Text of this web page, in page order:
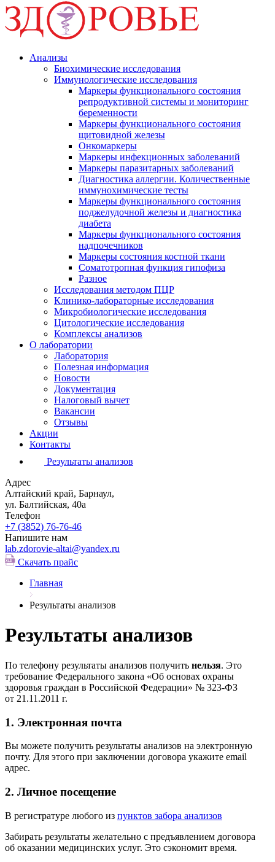
Анализы
Биохимические исследования
Иммунологические исследования
Маркеры функционального состояния
репродуктивной системы и мониторинг
беременности
Маркеры функционального состояния
щитовидной железы
Онкомаркеры
Маркеры инфекционных заболеваний
Маркеры паразитарных заболеваний
Диагностика аллергии. Количественные
иммунохимические тесты
Маркеры функционального состояния
поджелудочной железы и диагностика
диабета
Маркеры функционального состояния
надпочечников
Маркеры состояния костной ткани
Соматотропная функция гипофиза
Разное
Исследования методом ПЦР
Клинико-лабораторные исследования
Микробиологические исследования
Цитологические исследования
Комплексы анализов
О лаборатории
Лаборатория
Полезная информация
Новости
Документация
Налоговый вычет
Вакансии
Отзывы
Акции
Контакты
Результаты анализов
Адрес
Алтайский край, Барнаул,
ул. Балтийская, 40а
Телефон
+7 (3852) 76-76-46
Напишите нам
lab.zdorovie-altai@yandex.ru
Скачать прайс
Главная
Результаты анализов
Результаты анализов
По телефону результаты анализов получить нельзя. Это
требование Федерального закона «Об основах охраны
здоровья граждан в Российской Федерации» № 323-ФЗ
от 21.11.2011 г.
1. Электронная почта
Вы можете получить результаты анализов на электронную
почту. Для этого при заключении договора укажите email
адрес.
2. Личное посещение
В регистратуре любого из пунктов забора анализов
Забирать результаты желательно с предъявлением договора
об оказании медицинских услуг. Это сэкономит время.